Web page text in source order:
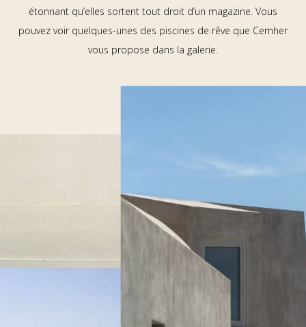
étonnant qu’elles sortent tout droit d’un magazine. Vous
pouvez voir quelques-unes des piscines de rêve que Cemher
vous propose dans la galerie.